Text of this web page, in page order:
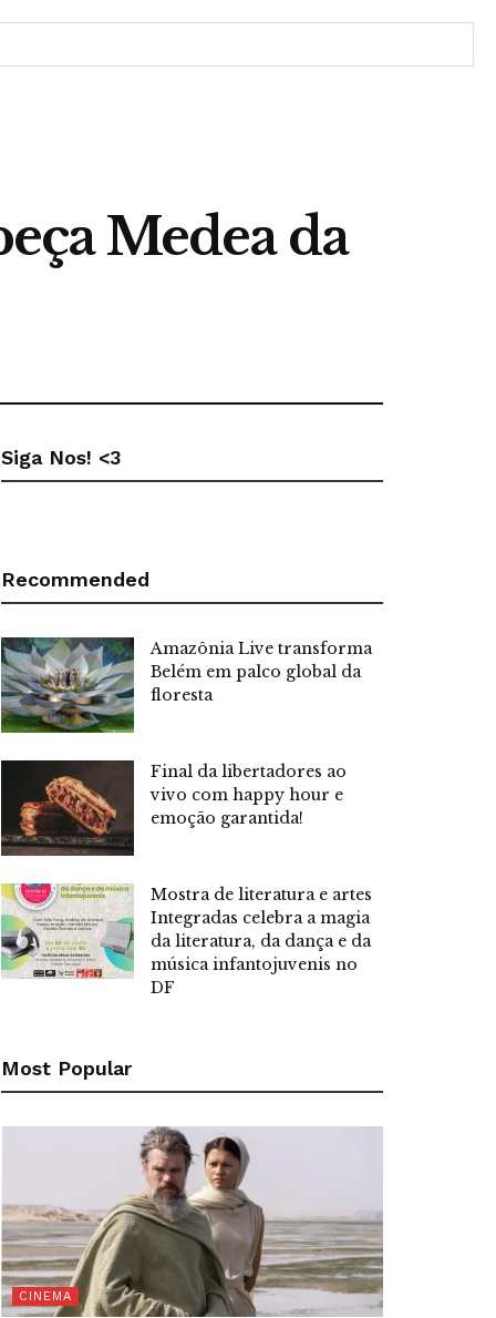
Medea da
Siga Nos! <3
Recommended
Amazônia Live transforma
Belém em palco global da
floresta
Final da libertadores ao
vivo com happy hour e
emoção garantida!
Mostra de literatura e artes
Integradas celebra a magia
da literatura, da dança e da
música infantojuvenis no
DF
Most Popular
CINEMA